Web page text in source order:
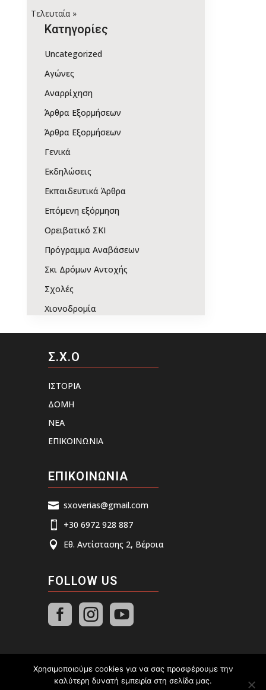
Τελευταία »
Kατηγορίες
Uncategorized
Αγώνες
Αναρρίχηση
Άρθρα Εξορμήσεων
Άρθρα Εξορμήσεων
Γενικά
Εκδηλώσεις
Εκπαιδευτικά Άρθρα
Επόμενη εξόρμηση
Ορειβατικό ΣΚΙ
Πρόγραμμα Αναβάσεων
Σκι Δρόμων Αντοχής
Σχολές
Χιονοδρομία
Σ.Χ.Ο
ΙΣΤΟΡΙΑ
ΔΟΜΗ
ΝΕΑ
ΕΠΙΚΟΙΝΩΝΙΑ
ΕΠΙΚΟΙΝΩΝΙΑ
 sxoverias@gmail.com
 +30 6972 928 887
 Εθ. Αντίστασης 2, Βέροια
FOLLOW US
  
Σύλλογος Χιονοδρόμων - Ορειβατών Βέροιας © 2026
Χρησιμοποιούμε cookies για να σας προσφέρουμε την
καλύτερη δυνατή εμπειρία στη σελίδα μας.